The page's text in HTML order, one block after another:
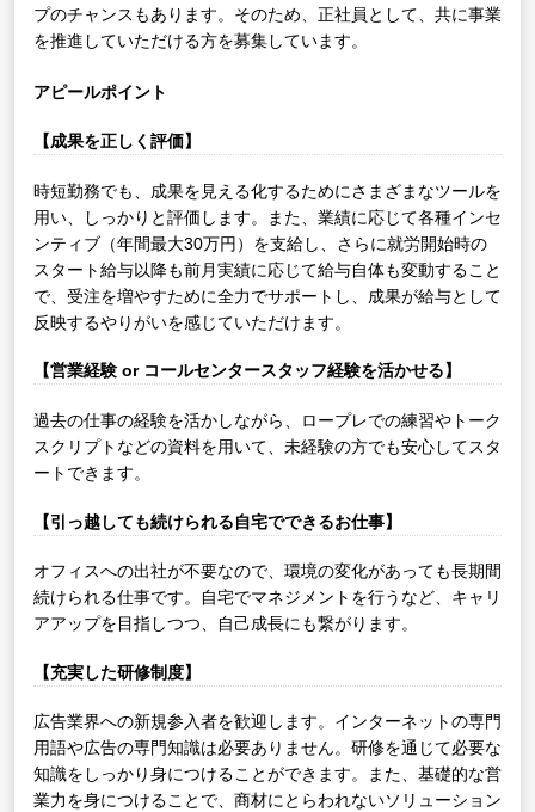
プのチャンスもあります。そのため、正社員として、共に事業
を推進していただける方を募集しています。
アピールポイント
【成果を正しく評価】
時短勤務でも、成果を見える化するためにさまざまなツールを
用い、しっかりと評価します。また、業績に応じて各種インセ
ンティブ（年間最大30万円）を支給し、さらに就労開始時の
スタート給与以降も前月実績に応じて給与自体も変動すること
で、受注を増やすために全力でサポートし、成果が給与として
反映するやりがいを感じていただけます。
【営業経験 or コールセンタースタッフ経験を活かせる】
過去の仕事の経験を活かしながら、ロープレでの練習やトーク
スクリプトなどの資料を用いて、未経験の方でも安心してスタ
ートできます。
【引っ越しても続けられる自宅でできるお仕事】
オフィスへの出社が不要なので、環境の変化があっても長期間
続けられる仕事です。自宅でマネジメントを行うなど、キャリ
アアップを目指しつつ、自己成長にも繋がります。
【充実した研修制度】
広告業界への新規参入者を歓迎します。インターネットの専門
用語や広告の専門知識は必要ありません。研修を通じて必要な
知識をしっかり身につけることができます。また、基礎的な営
業力を身につけることで、商材にとらわれないソリューション